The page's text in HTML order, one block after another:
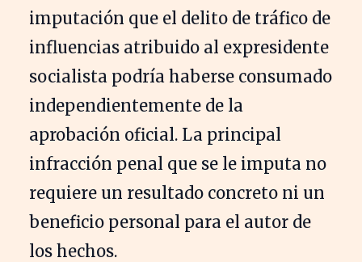
imputación que el delito de tráfico de
influencias atribuido al expresidente
socialista podría haberse consumado
independientemente de la
aprobación oficial. La principal
infracción penal que se le imputa no
requiere un resultado concreto ni un
beneficio personal para el autor de
los hechos.